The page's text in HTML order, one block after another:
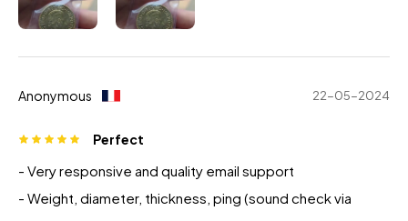
Anonymous 22-05-2024
Perfect
- Very responsive and quality email support
- Weight, diameter, thickness, ping (sound check via